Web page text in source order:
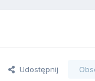
Udostępnij